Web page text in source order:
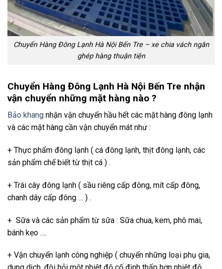
Chuyển Hàng Đông Lạnh Hà Nội Bến Tre – xe chia vách ngăn
ghép hàng thuận tiện
Chuyển Hàng Đông Lạnh Hà Nội Bến Tre nhận
vận chuyển những mặt hàng nào ?
Bảo khang nhận vận chuyển hầu hết các mặt hàng đông lạnh
và các mặt hàng cần vận chuyển mát như :
+ Thực phẩm đông lạnh ( cá đông lạnh, thịt đông lạnh, các
sản phẩm chế biết từ thịt cá ) .
+ Trái cây đông lạnh ( sầu riêng cấp đông, mít cấp đông,
chanh dây cấp đông … ) .
+ Sữa và các sản phẩm từ sữa : Sữa chua, kem, phô mai,
bánh kẹo ….
+ Vận chuyển lạnh công nghiệp ( chuyển những loại phụ gia,